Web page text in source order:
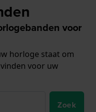
voor
horloge staat om
voor uw
Zoek